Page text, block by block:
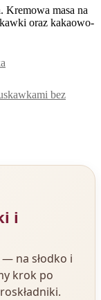
Kremowa masa na
oraz kakaowo-
bez
i
na słodko i
krok po